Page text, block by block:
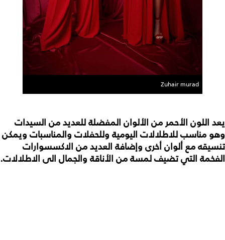
Zuhair murad
يعد اللون الأحمر من الألوان المفضلة للعديد من السيدات
وهو مناسب للاطلالات اليومية وللحفلات والمناسبات ويمكن
تنسيقه مع ألوان أخرى وإضافة العديد من الاكسسوارات
الفخمة التي تضيف لمسة من الأناقة والجمال الى الاطلالات.